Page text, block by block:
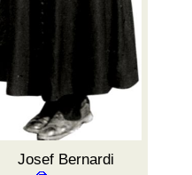
Josef Bernardi